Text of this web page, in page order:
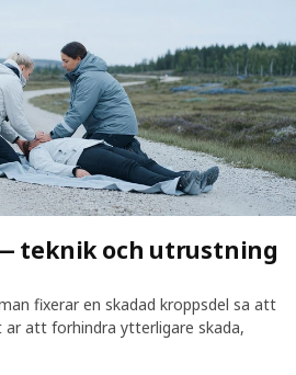
teknik och utrustning
fixerar en skadad kroppsdel sa att
ar att forhindra ytterligare skada,